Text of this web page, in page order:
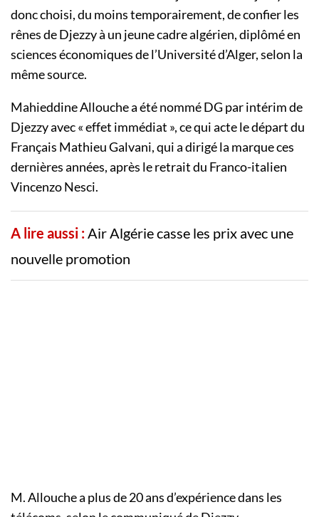
donc choisi, du moins temporairement, de confier les
rênes de Djezzy à un jeune cadre algérien, diplômé en
sciences économiques de l’Université d’Alger, selon la
même source.
Mahieddine Allouche a été nommé DG par intérim de
Djezzy avec « effet immédiat », ce qui acte le départ du
Français Mathieu Galvani, qui a dirigé la marque ces
dernières années, après le retrait du Franco-italien
Vincenzo Nesci.
A lire aussi :Air Algérie casse les prix avec une
nouvelle promotion
M. Allouche a plus de 20 ans d’expérience dans les